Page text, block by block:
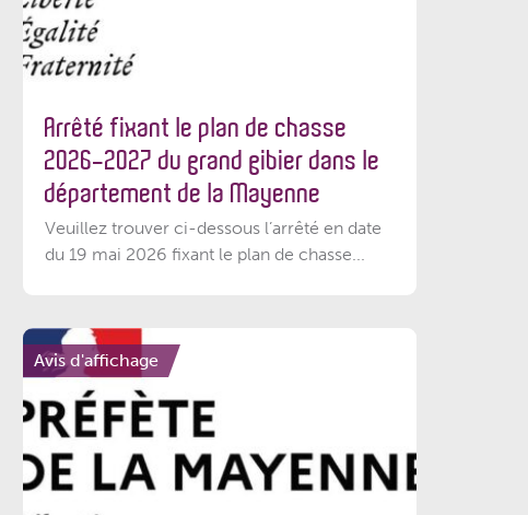
Arrêté fixant le plan de chasse
2026-2027 du grand gibier dans le
département de la Mayenne
Veuillez trouver ci-dessous l’arrêté en date
du 19 mai 2026 fixant le plan de chasse...
Avis d'affichage